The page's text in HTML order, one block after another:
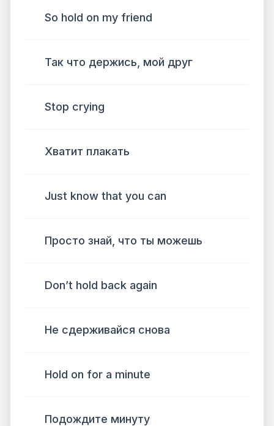
So hold on my friend
Так что держись, мой друг
Stop crying
Хватит плакать
Just know that you can
Просто знай, что ты можешь
Don’t hold back again
Не сдерживайся снова
Hold on for a minute
Подождите минуту